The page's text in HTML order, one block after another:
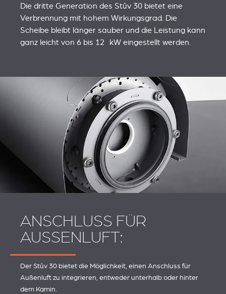
Die dritte Generation des Stûv 30 bietet eine
Verbrennung mit hohem Wirkungsgrad. Die
Scheibe bleibt länger sauber und die Leistung kann
ganz leicht von 6 bis 12 kW eingestellt werden.
ANSCHLUSS FÜR
AUSSENLUFT:
Der Stûv 30 bietet die Möglichkeit, einen Anschluss für
Außenluft zu integrieren, entweder unterhalb oder hinter
dem Kamin.